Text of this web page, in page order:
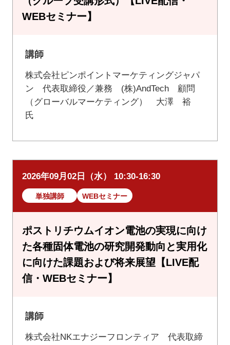
WEBセミナー】
講師
株式会社ピンポイントマーケティングジャパ
ン 代表取締役／兼務 (株)AndTech 顧問
（グローバルマーケティング） 大澤 裕
氏
2026年09月02日（水） 10:30-16:30
単独講師 WEBセミナー
ポストリチウムイオン電池の実現に向け
た各種固体電池の研究開発動向と実用化
に向けた課題および将来展望【LIVE配
信・WEBセミナー】
講師
株式会社NKエナジーフロンティア 代表取締